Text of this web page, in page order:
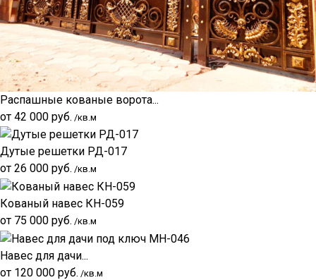
Распашные кованые ворота...
от 42 000 руб. /кв.м
Дутые решетки РД-017
от 26 000 руб. /кв.м
Кованый навес КН-059
от 75 000 руб. /кв.м
Навес для дачи...
от 120 000 руб. /кв.м